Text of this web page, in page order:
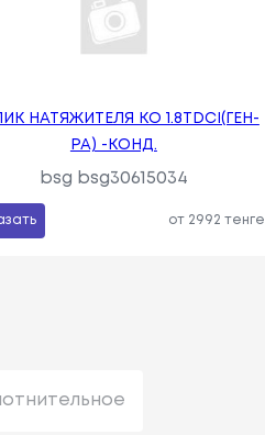
НАТЯЖИТЕЛЯ КО 1.8TDCI(ГЕН-
РА) -КОНД.
bsg bsg30615034
от 2992 тенге